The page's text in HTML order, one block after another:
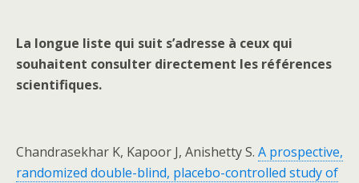
La longue liste qui suit s’adresse à ceux qui
souhaitent consulter directement les références
scientifiques.
Chandrasekhar K, Kapoor J, Anishetty S. A prospective,
randomized double-blind, placebo-controlled study of